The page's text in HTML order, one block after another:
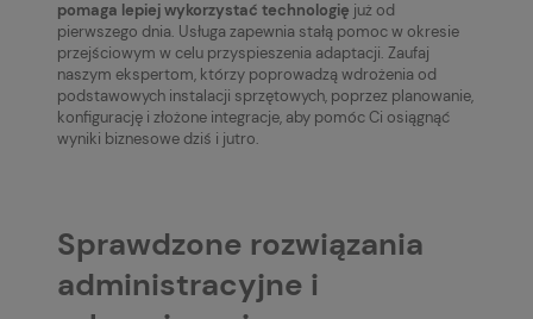
pomaga lepiej wykorzystać technologię już od
pierwszego dnia. Usługa zapewnia stałą pomoc w okresie
przejściowym w celu przyspieszenia adaptacji. Zaufaj
naszym ekspertom, którzy poprowadzą wdrożenia od
podstawowych instalacji sprzętowych, poprzez planowanie,
konfigurację i złożone integracje, aby pomóc Ci osiągnąć
wyniki biznesowe dziś i jutro.
Sprawdzone rozwiązania
administracyjne i